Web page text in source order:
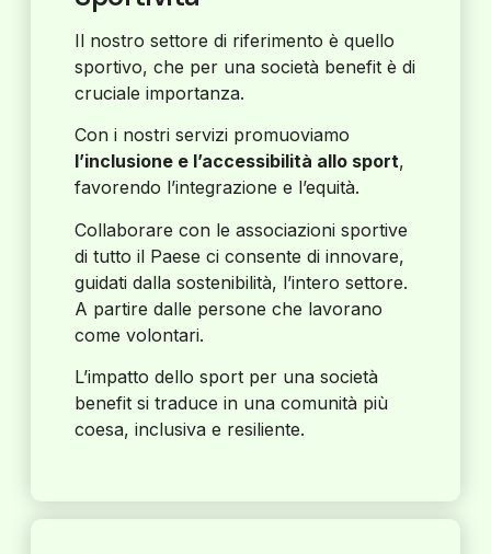
Il nostro settore di riferimento è quello
sportivo, che per una società benefit è di
cruciale importanza.
Con i nostri servizi promuoviamo
l’inclusione e l’accessibilità allo sport,
favorendo l’integrazione e l’equità.
Collaborare con le associazioni sportive
di tutto il Paese ci consente di innovare,
guidati dalla sostenibilità, l’intero settore.
A partire dalle persone che lavorano
come volontari.
L’impatto dello sport per una società
benefit si traduce in una comunità più
coesa, inclusiva e resiliente.